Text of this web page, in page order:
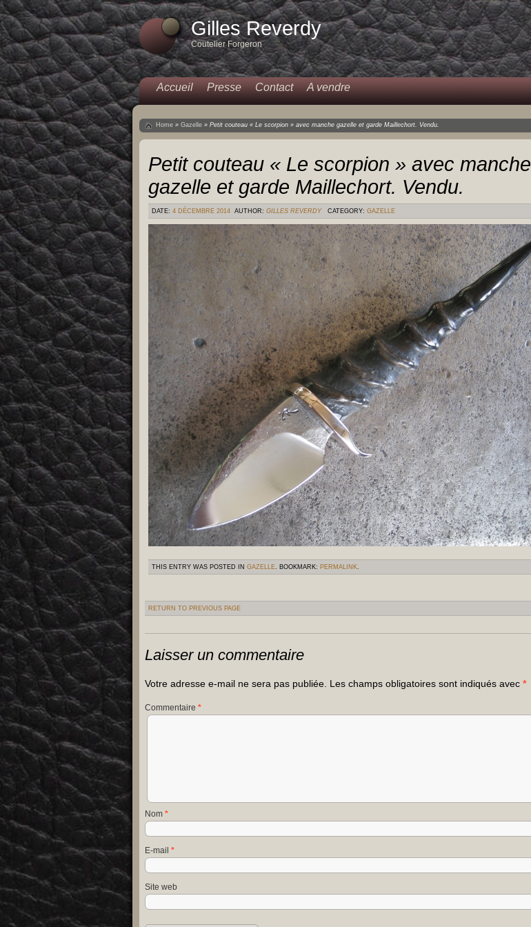
Gilles Reverdy
Coutelier Forgeron
Accueil Presse Contact A vendre
Home » Gazelle » Petit couteau « Le scorpion » avec manche gazelle et garde Maillechort. Vendu.
Petit couteau « Le scorpion » avec manche
gazelle et garde Maillechort. Vendu.
DATE: 4 DÉCEMBRE 2014 AUTHOR: GILLES REVERDY CATEGORY: GAZELLE
THIS ENTRY WAS POSTED IN GAZELLE . BOOKMARK: PERMALINK
RETURN TO PREVIOUS PAGE
Laisser un commentaire
Votre adresse e-mail ne sera pas publiée. Les champs obligatoires sont indiqués avec *
Commentaire *
Nom *
E-mail *
Site web